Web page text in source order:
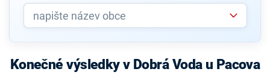
Konečné výsledky v Dobrá Voda u Pacova